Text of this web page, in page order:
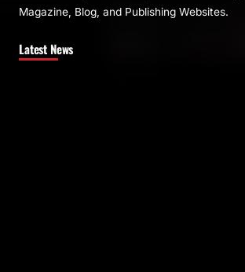
Magazine, Blog, and Publishing Websites.
Latest News